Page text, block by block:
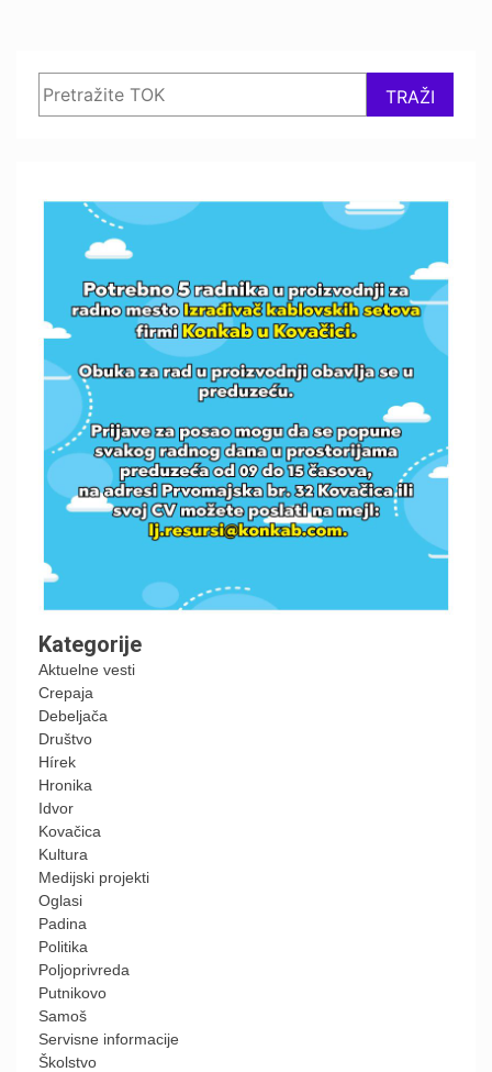
TRAŽI
Kategorije
Aktuelne vesti
Crepaja
Debeljača
Društvo
Hírek
Hronika
Idvor
Kovačica
Kultura
Medijski projekti
Oglasi
Padina
Politika
Poljoprivreda
Putnikovo
Samoš
Servisne informacije
Školstvo